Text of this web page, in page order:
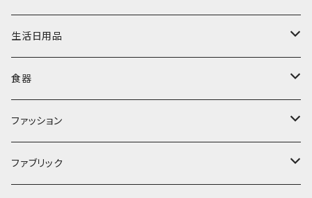
ミラー
ぬいぐるみ
時計
フラワーベース
水筒・マグ
カトラリー
食器
その他
生活日用品
タオル・ハンカチ
キッチンクロス
その他
食器
コップ・マグカップ
プレート
ファッション
バッグ
ファブリック